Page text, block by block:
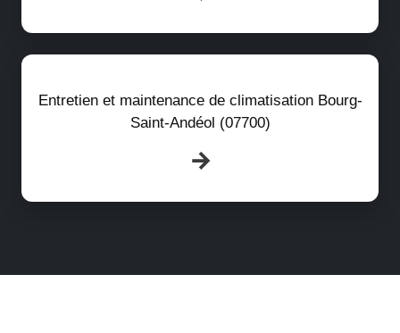
Entretien et maintenance de climatisation Bourg-
Saint-Andéol (07700)